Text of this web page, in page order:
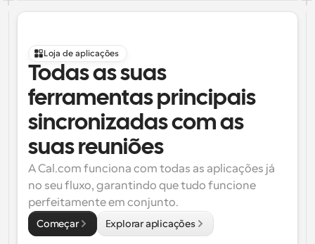
Loja de aplicações
Todas as suas
ferramentas principais
sincronizadas com as
suas reuniões
A Cal.com funciona com todas as aplicações já
no seu fluxo, garantindo que tudo funcione
perfeitamente em conjunto.
Começar Explorar aplicações